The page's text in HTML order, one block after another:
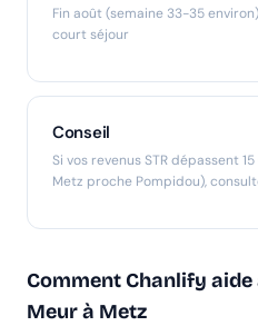
Fin août (semaine 33-35
court séjour
Conseil
Si vos revenus STR dépassent
Metz proche Pompidou),
Comment Chanlify
Meur à Metz